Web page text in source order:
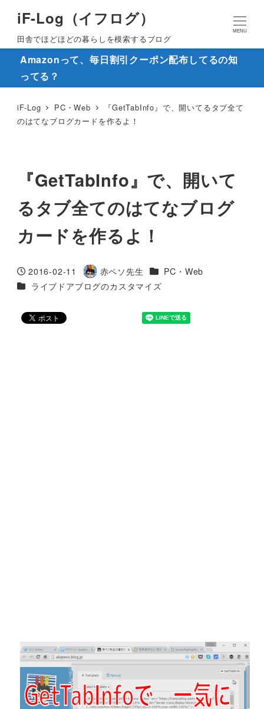
iF-Log（イフログ）
田舎でほどほどの暮らしを模索するブログ
MENU
Amazonって、毎日割引クーポン配布してるの知
ってる？
iF-Log PC・Web
『GetTabInfo』で、開いてるタブ全て
のはてなブログカードを作るよ！
『GetTabInfo』で、開いて
るタブ全てのはてなブログ
カードを作るよ！
投稿日
2016-02-11
著
者
赤ペソ先生 カテゴリー
PC・Web
カテゴリー
ライブドアブログのカスタマイズ